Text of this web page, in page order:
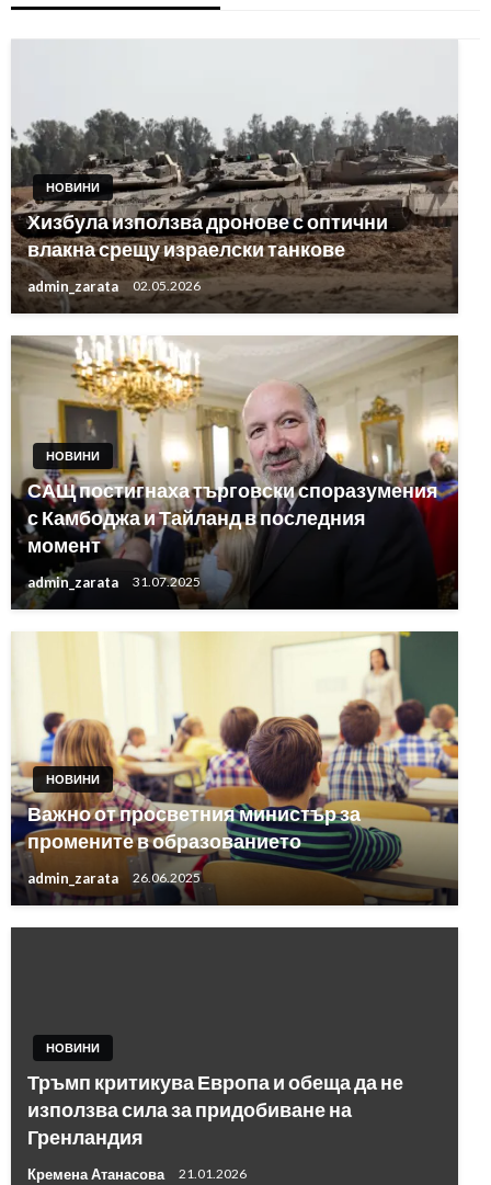
НОВИНИ
Хизбула използва дронове с оптични
влакна срещу израелски танкове
admin_zarata 02.05.2026
НОВИНИ
САЩ постигнаха търговски споразумения
с Камбоджа и Тайланд в последния
момент
admin_zarata 31.07.2025
НОВИНИ
Важно от просветния министър за
промените в образованието
admin_zarata 26.06.2025
НОВИНИ
Тръмп критикува Европа и обеща да не
използва сила за придобиване на
Гренландия
Кремена Атанасова 21.01.2026